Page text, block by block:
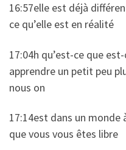
16:57elle est déjà
ce qu’elle est en réalité
17:04h qu’est-ce que
apprendre un petit peu
nous on
17:14est dans un
que vous vous êtes libre